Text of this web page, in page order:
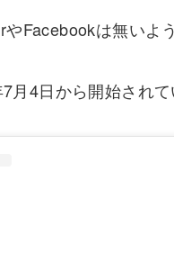
Facebookは無いよう
月4日から開始されて